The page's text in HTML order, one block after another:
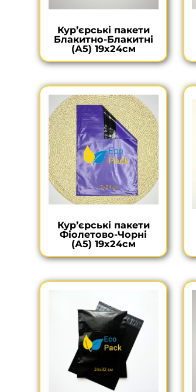
Кур’єрські пакети
Блакитно-Блакитні
(А5) 19х24см
Кур’єрські пакети
Фіолетово-Чорні
(А5) 19х24см